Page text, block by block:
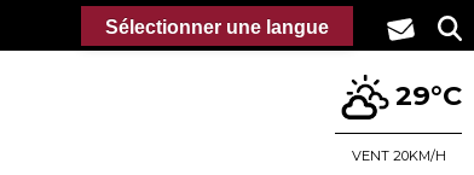
29°C
VENT 20KM/H
Sélectionner une langue